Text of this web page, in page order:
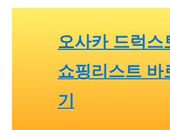
오사카 드럭스
쇼핑리스트 바
기